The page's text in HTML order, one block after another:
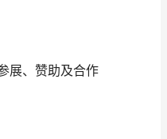
展、赞助及合作